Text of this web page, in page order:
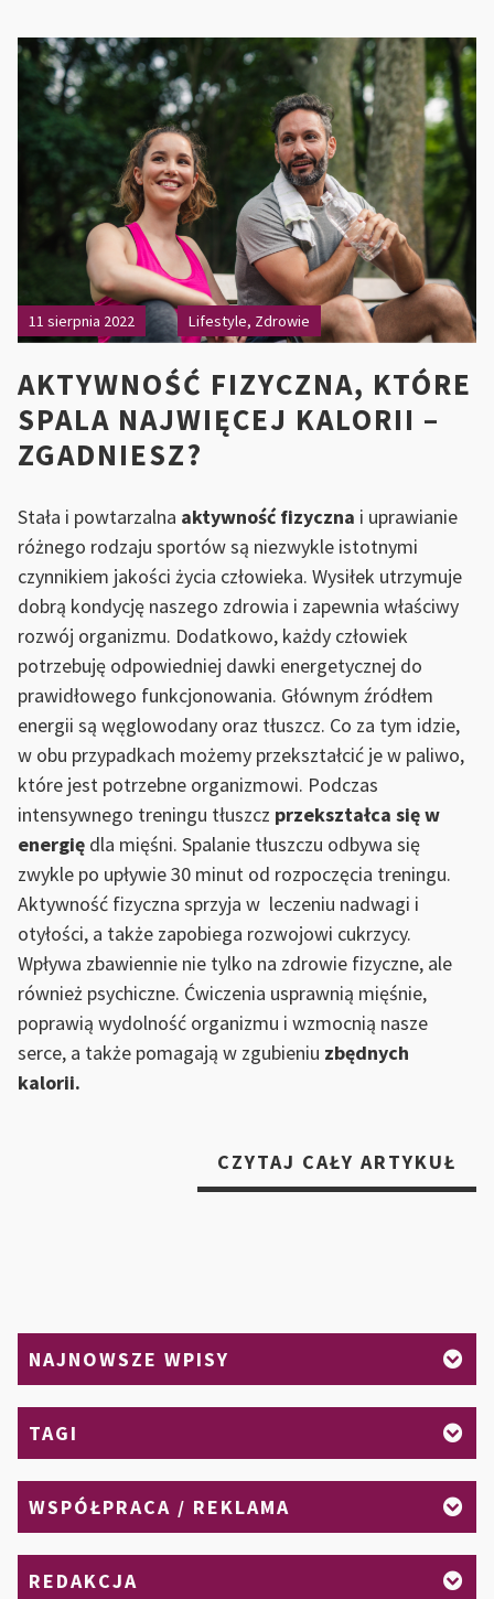
–
I
11 sierpnia 2022 Lifestyle, Zdrowie
AKTYWNOŚĆ FIZYCZNA, KTÓRE
SPALA NAJWIĘCEJ KALORII –
ZGADNIESZ?
Stała i powtarzalna aktywność fizyczna i uprawianie
różnego rodzaju sportów są niezwykle istotnymi
czynnikiem jakości życia człowieka. Wysiłek utrzymuje
dobrą kondycję naszego zdrowia i zapewnia właściwy
rozwój organizmu. Dodatkowo, każdy człowiek
potrzebuję odpowiedniej dawki energetycznej do
prawidłowego funkcjonowania. Głównym źródłem
energii są węglowodany oraz tłuszcz. Co za tym idzie,
w obu przypadkach możemy przekształcić je w paliwo,
które jest potrzebne organizmowi. Podczas
intensywnego treningu tłuszcz przekształca się w
energię dla mięśni. Spalanie tłuszczu odbywa się
zwykle po upływie 30 minut od rozpoczęcia treningu.
Aktywność fizyczna sprzyja w leczeniu nadwagi i
otyłości, a także zapobiega rozwojowi cukrzycy.
Wpływa zbawiennie nie tylko na zdrowie fizyczne, ale
również psychiczne. Ćwiczenia usprawnią mięśnie,
poprawią wydolność organizmu i wzmocnią nasze
serce, a także pomagają w zgubieniu zbędnych
kalorii.
CZYTAJ CAŁY ARTYKUŁ
–
NAJNOWSZE WPISY
TAGI
WSPÓŁPRACA / REKLAMA
REDAKCJA